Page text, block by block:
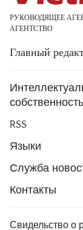
РУКОВОДЯЩЕЕ
АГЕНТСТВО
Главный
собственность
RSS
Языки
Служба
Контакты
Свидельство о